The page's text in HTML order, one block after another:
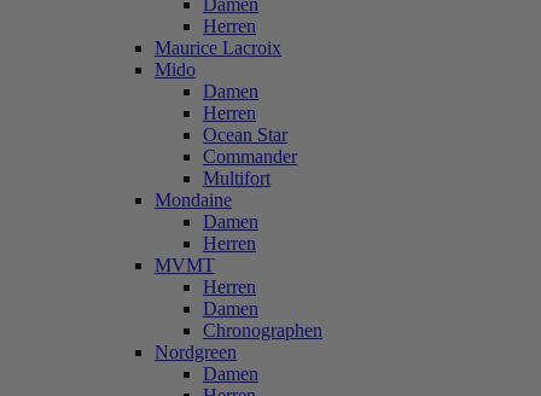
Damen
Herren
Maurice Lacroix
Mido
Damen
Herren
Ocean Star
Commander
Multifort
Mondaine
Damen
Herren
MVMT
Herren
Damen
Chronographen
Nordgreen
Damen